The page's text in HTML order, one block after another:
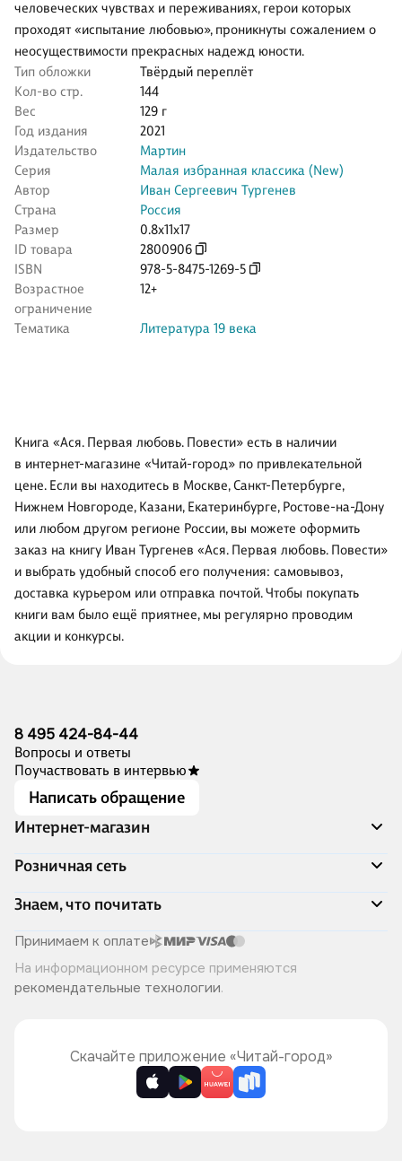
человеческих чувствах и переживаниях, герои которых
проходят «испытание любовью», проникнуты сожалением о
неосуществимости прекрасных надежд юности.
Тип обложки
Твёрдый переплёт
Кол-во стр.
144
Вес
129 г
Год издания
2021
Издательство
Мартин
Серия
Малая избранная классика (New)
Автор
Иван Сергеевич Тургенев
Страна
Россия
Размер
0.8x11x17
ID товара
2800906
ISBN
978-5-8475-1269-5
Возрастное
ограничение
12+
Тематика Литература 19 века
Книга «Ася. Первая любовь. Повести» есть в наличии
в интернет-магазине «Читай-город» по привлекательной
цене. Если вы находитесь в Москве, Санкт-Петербурге,
Нижнем Новгороде, Казани, Екатеринбурге, Ростове-на-Дону
или любом другом регионе России, вы можете оформить
заказ на книгу Иван Тургенев «Ася. Первая любовь. Повести»
и выбрать удобный способ его получения: самовывоз,
доставка курьером или отправка почтой. Чтобы покупать
книги вам было ещё приятнее, мы регулярно проводим
акции и конкурсы.
8 495 424-84-44
Вопросы и ответы
Поучаствовать в интервью
Написать обращение
Интернет-магазин
Акции
Доставка и оплата
Программа лояльности
Подарочные сертификаты
Правила продажи
Политика конфиденциальности
Розничная сеть
Адреса магазинов
Книжный Дозор
О компании
Читай-город для бизнеса
Хотите у нас работать?
Знаем, что почитать
Скоро в продаже
Лучшие из лучших
Читай-журнал
Принимаем к оплате
На информационном ресурсе применяются
рекомендательные технологии.
Скачайте приложение «Читай-город»